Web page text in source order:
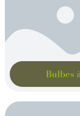
Bulbes